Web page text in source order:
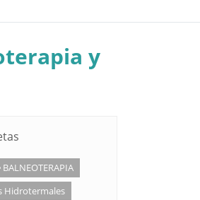
y
BALNEOTERAPIA
Hidrotermales